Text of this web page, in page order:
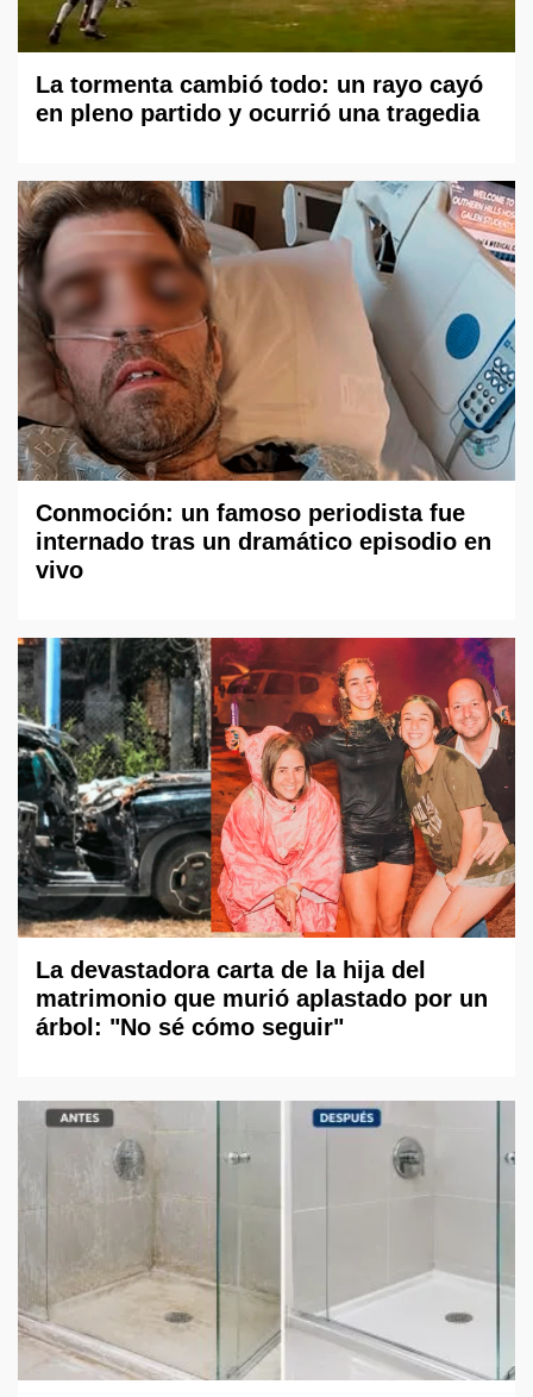
La tormenta cambió todo: un rayo cayó
en pleno partido y ocurrió una tragedia
Conmoción: un famoso periodista fue
internado tras un dramático episodio en
vivo
La devastadora carta de la hija del
matrimonio que murió aplastado por un
árbol: "No sé cómo seguir"